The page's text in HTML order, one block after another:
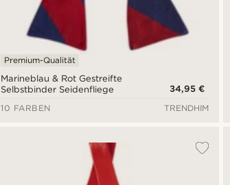
Marineblau & Rot Gestreifte
Selbstbinder Seidenfliege
Premium-Qualität
34,95 €
10 FARBEN
TRENDHIM